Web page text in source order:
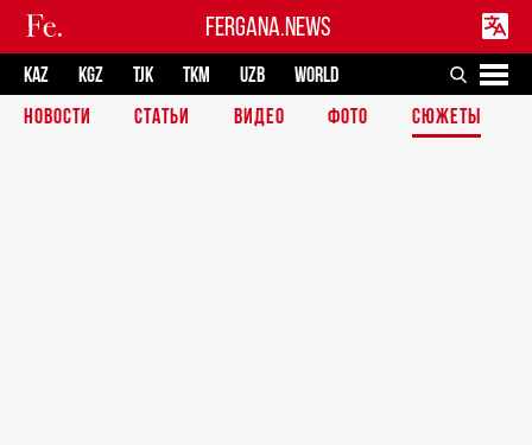
FERGANA.NEWS
KAZ KGZ TJK TKM UZB
WORLD
НОВОСТИ
СТАТЬИ ВИДЕО ФОТО СЮЖЕТЫ